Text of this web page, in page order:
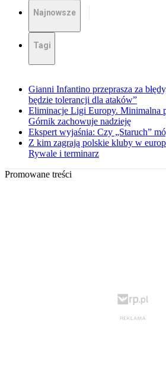
Najnowsze
Tagi
Gianni Infantino przeprasza za
będzie tolerancji dla ataków”
Eliminacje Ligi Europy. Minimalna
Górnik zachowuje nadzieję
Ekspert wyjaśnia: Czy „Staruch”
Z kim zagrają polskie kluby w
Rywale i terminarz
Promowane treści